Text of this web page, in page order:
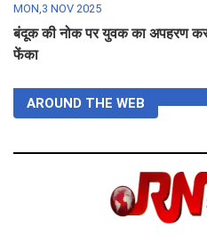
MON,3 NOV 2025
बंदूक की नोक पर युवक का अपहरण कर
फेंका
AROUND THE WEB